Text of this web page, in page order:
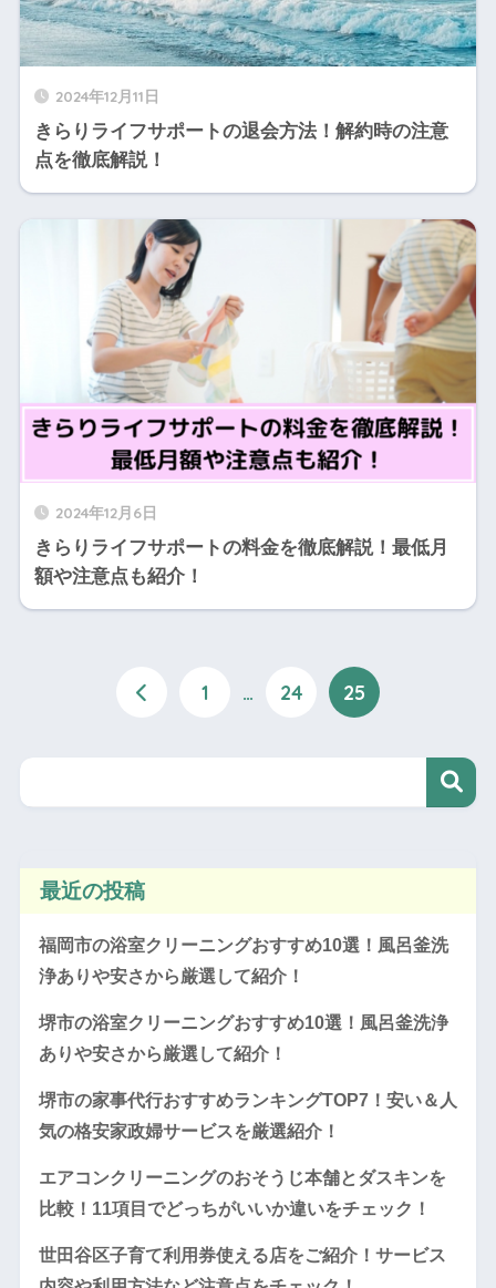
2024年12月11日
きらりライフサポートの退会方法！解約時の注意
点を徹底解説！
2024年12月6日
きらりライフサポートの料金を徹底解説！最低月
額や注意点も紹介！
1 … 24 25
最近の投稿
福岡市の浴室クリーニングおすすめ10選！風呂釜洗
浄ありや安さから厳選して紹介！
堺市の浴室クリーニングおすすめ10選！風呂釜洗浄
ありや安さから厳選して紹介！
堺市の家事代行おすすめランキングTOP7！安い＆人
気の格安家政婦サービスを厳選紹介！
エアコンクリーニングのおそうじ本舗とダスキンを
比較！11項目でどっちがいいか違いをチェック！
世田谷区子育て利用券使える店をご紹介！サービス